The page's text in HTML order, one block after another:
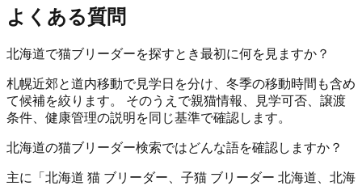
よくある質問
北海道で猫ブリーダーを探すとき最初に何を見ますか？
札幌近郊と道内移動で見学日を分け、冬季の移動時間も含め
て候補を絞ります。 そのうえで親猫情報、見学可否、譲渡
条件、健康管理の説明を同じ基準で確認します。
北海道の猫ブリーダー検索ではどんな語を確認しますか？
主に「北海道 猫 ブリーダー、子猫 ブリーダー 北海道、北海